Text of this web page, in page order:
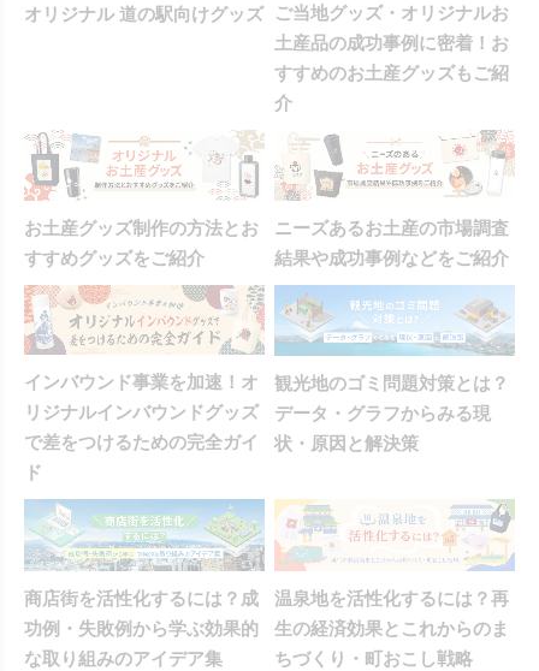
オリジナル 道の駅向けグッズ
ご当地グッズ・オリジナルお
土産品の成功事例に密着！お
すすめのお土産グッズもご紹
介
お土産グッズ制作の方法とお
すすめグッズをご紹介
ニーズあるお土産の市場調査
結果や成功事例などをご紹介
インバウンド事業を加速！オ
リジナルインバウンドグッズ
で差をつけるための完全ガイ
ド
観光地のゴミ問題対策とは？
データ・グラフからみる現
状・原因と解決策
商店街を活性化するには？成
功例・失敗例から学ぶ効果的
な取り組みのアイデア集
温泉地を活性化するには？再
生の経済効果とこれからのま
ちづくり・町おこし戦略